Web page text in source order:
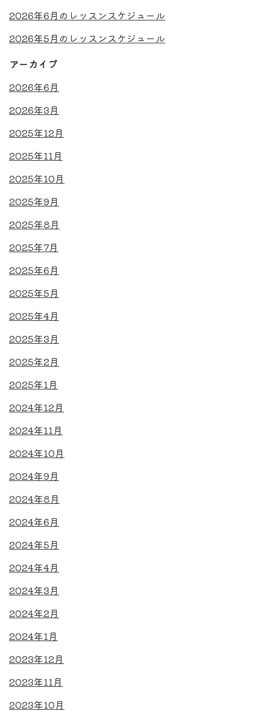
2026年6月のレッスンスケジュール
2026年5月のレッスンスケジュール
アーカイブ
2026年6月
2026年3月
2025年12月
2025年11月
2025年10月
2025年9月
2025年8月
2025年7月
2025年6月
2025年5月
2025年4月
2025年3月
2025年2月
2025年1月
2024年12月
2024年11月
2024年10月
2024年9月
2024年8月
2024年6月
2024年5月
2024年4月
2024年3月
2024年2月
2024年1月
2023年12月
2023年11月
2023年10月